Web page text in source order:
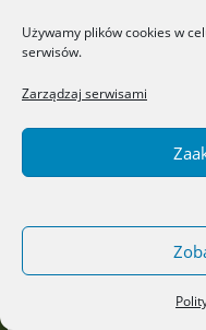
Używamy plików cookies w
serwisów.
Zarządzaj serwisami